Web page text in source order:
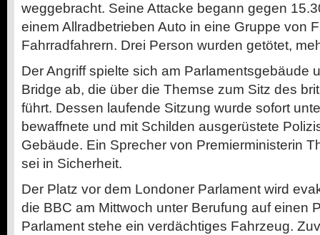
weggebracht. Seine Attacke begann gegen
einem Allradbetrieben Auto in eine Gruppe von
Fahrradfahrern. Drei Person wurden getötet,
Der Angriff spielte sich am Parlamentsgebäude
Bridge ab, die über die Themse zum Sitz des
führt. Dessen laufende Sitzung wurde sofort
bewaffnete und mit Schilden ausgerüstete
Gebäude. Ein Sprecher von Premierministerin
sei in Sicherheit.
Der Platz vor dem Londoner Parlament wird
die BBC am Mittwoch unter Berufung auf einen
Parlament stehe ein verdächtiges Fahrzeug.